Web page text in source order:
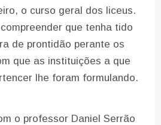
o curso geral dos liceus.
que tenha tido
de prontidão perante os
que as instituições a que
lhe foram formulando.
o professor Daniel Serrão